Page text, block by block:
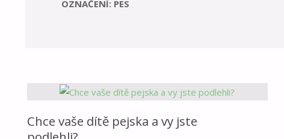
OZNAČENÍ: PES
Chce vaše dítě pejska a vy jste